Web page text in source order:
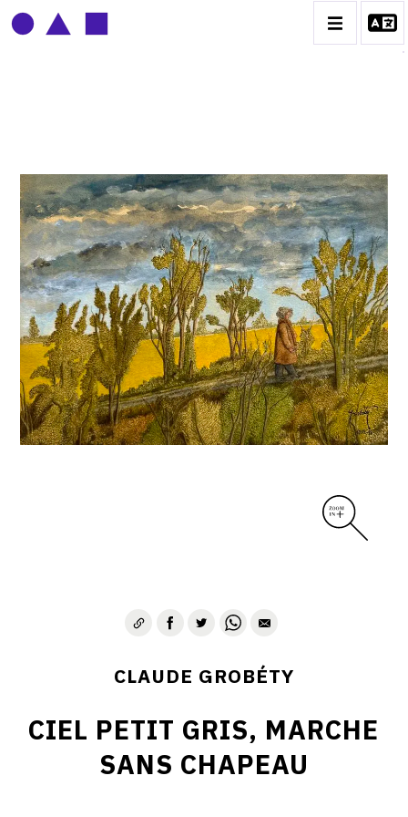
BIOGRAPHIE
CATALOGUE DES OEUVRES
CONTACT
CLAUDE GROBÉTY
CIEL PETIT GRIS, MARCHE
SANS CHAPEAU